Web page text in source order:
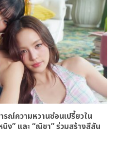
รณ์ความหวานซ่อนเปรี้ยวใน
ง” และ “ณิชา” ร่วมสร้างสีสัน